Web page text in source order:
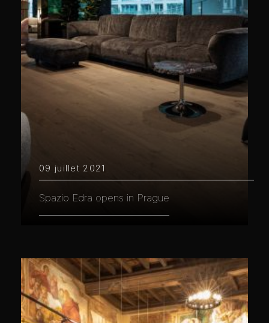
09 juillet 2021
Spazio Edra opens in Prague